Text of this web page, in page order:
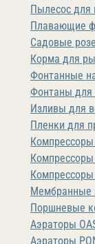
Пылесос для
Плавающие
Садовые
Корма для
Фонтанные
Фонтаны для
Изливы для
Пленки для
Компрессоры
Компрессоры
Компрессоры
Мембранные
Поршневые
Аэраторы
Аэраторы